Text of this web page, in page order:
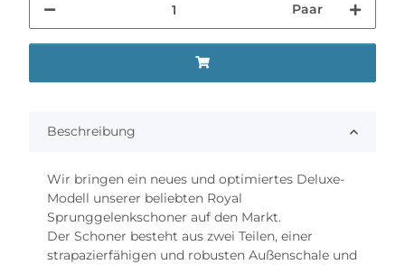
Paar
Beschreibung
Wir bringen ein neues und optimiertes Deluxe-
Modell unserer beliebten Royal
Sprunggelenkschoner auf den Markt.
Der Schoner besteht aus zwei Teilen, einer
strapazierfähigen und robusten Außenschale und